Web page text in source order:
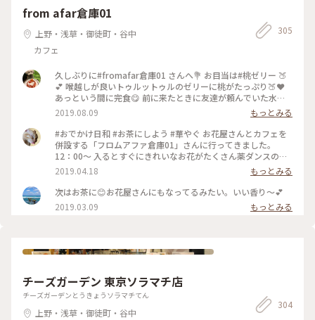
ことりっぷ#上野#黒門町#うさぎやcafe#うさぎや#あんこ#粒
餡
from afar倉庫01
上野・浅草・御徒町・谷中
カフェ
305
久しぶりに#fromafar倉庫01 さんへ💐 お目当は#桃ゼリー 🍑
💕 喉越しが良いトゥルットゥルのゼリーに桃がたっぷり🍑❤️
あっという間に完食😋 前に来たときに友達が頼んでいた水鳥
𓅮を注文してみた😆 爽やかな香りの緑茶✨ おいしかった〜😋
ゼリーと緑茶で爽やかな組み合わせ❣️ 夏に良いかも〜😎🌞 開
店前から並んで特等席GET😆 その甲斐あって素敵なお花たち
を眺めながらほっこりタイム💐💕 最高の贅沢❤️ #スイーツ#ス
イーツ女子 #スイーツ好き#カフェ#カフェ活#カフェめぐり#も
もゼリー#桃活#水鳥#緑茶#ゼリー#ほうじ茶ラテ#花#花とカフ
ェ#東京カフェ#蔵前カフェ#cafe
2019.08.09
もっとみる
#おでかけ日和 #お茶にしよう #華やぐ お花屋さんとカフェを
併設する「フロムアファ倉庫01」さんに行ってきました。
12：00〜 入るとすぐにきれいなお花がたくさん薬ダンスの様
な箪笥の上に飾ってあり、アレンジなどの注文などができる様
です。 変わった色形のラナンキュラスやトルコキキョウなどな
どきれいで、変わったお花がたくさんありました。 ドライフ
ラワーも素敵でした。 カフェラテ（ラテアート）といちごタ
ルト🍓 和風のコーヒーカップ☕️とても美味しかったです いち
2019.04.18
もっとみる
次はお茶に😊お花屋さんにもなってるみたい。いい香り〜💕
2019.03.09
もっとみる
チーズガーデン 東京ソラマチ店
チーズガーデンとうきょうソラマチてん
上野・浅草・御徒町・谷中
304